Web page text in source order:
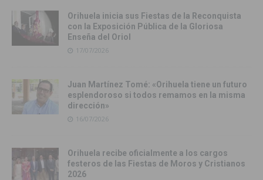
Orihuela inicia sus Fiestas de la Reconquista
con la Exposición Pública de la Gloriosa
Enseña del Oriol
17/07/2026
Juan Martínez Tomé: «Orihuela tiene un futuro
esplendoroso si todos remamos en la misma
dirección»
16/07/2026
Orihuela recibe oficialmente a los cargos
festeros de las Fiestas de Moros y Cristianos
2026